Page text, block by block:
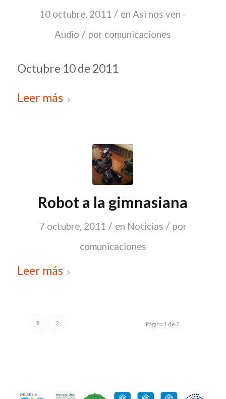
10 octubre, 2011 / enAsi nos ven -
Audio / por comunicaciones
Octubre 10 de 2011
Leer más
Robot a la gimnasiana
7 octubre, 2011 / en Noticias / por
comunicaciones
Leer más
Página 1 de 2
1 2